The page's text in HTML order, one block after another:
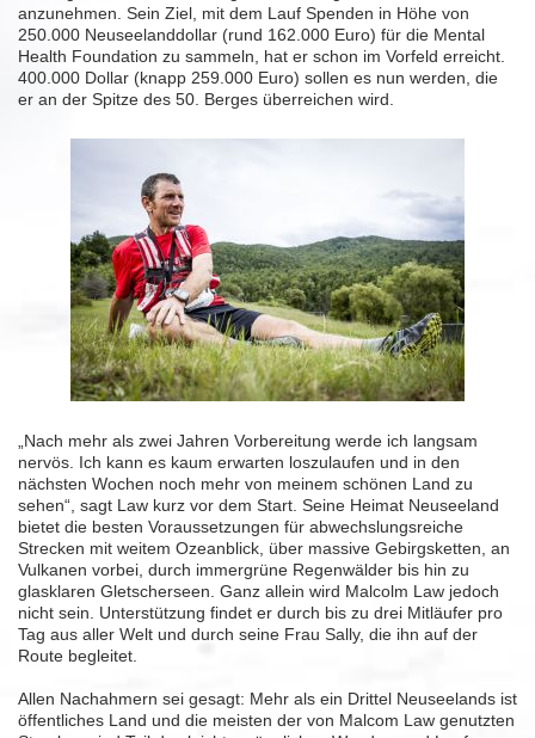
anzunehmen. Sein Ziel, mit dem Lauf Spenden in Höhe von
250.000 Neuseelanddollar (rund 162.000 Euro) für die Mental
Health Foundation zu sammeln, hat er schon im Vorfeld erreicht.
400.000 Dollar (knapp 259.000 Euro) sollen es nun werden, die
er an der Spitze des 50. Berges überreichen wird.
„Nach mehr als zwei Jahren Vorbereitung werde ich langsam
nervös. Ich kann es kaum erwarten loszulaufen und in den
nächsten Wochen noch mehr von meinem schönen Land zu
sehen“, sagt Law kurz vor dem Start. Seine Heimat Neuseeland
bietet die besten Voraussetzungen für abwechslungsreiche
Strecken mit weitem Ozeanblick, über massive Gebirgsketten, an
Vulkanen vorbei, durch immergrüne Regenwälder bis hin zu
glasklaren Gletscherseen. Ganz allein wird Malcolm Law jedoch
nicht sein. Unterstützung findet er durch bis zu drei Mitläufer pro
Tag aus aller Welt und durch seine Frau Sally, die ihn auf der
Route begleitet.
Allen Nachahmern sei gesagt: Mehr als ein Drittel Neuseelands ist
öffentliches Land und die meisten der von Malcom Law genutzten